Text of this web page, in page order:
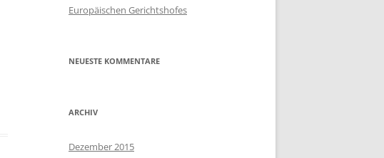
EXTERNER
INTERNER VS. EXTERNER DSB
DATENSCHUTZ
Europäischen Gerichtshofes
NEUESTE KOMMENTARE
ARCHIV
Dezember 2015